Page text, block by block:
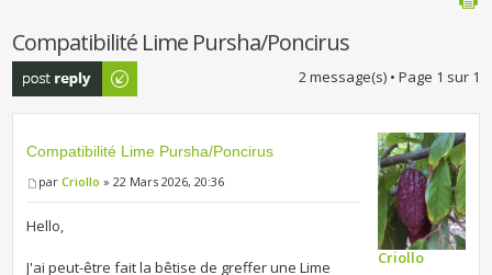
Compatibilité Lime Pursha/Poncirus
Publier une
réponse
2 message(s) • Page 1 sur 1
Compatibilité Lime Pursha/Poncirus
parCriollo » 22 Mars 2026, 20:36
Hello,
J'ai peut-être fait la bêtise de greffer une Lime
Criollo